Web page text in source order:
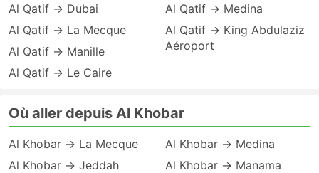
Al Qatif → Dubai
Al Qatif → La Mecque
Al Qatif → Manille
Al Qatif → Le Caire
Al Qatif → Medina
Al Qatif → King Abdulaziz
Aéroport
Où aller depuis Al Khobar
Al Khobar → La Mecque
Al Khobar → Jeddah
Al Khobar → Medina
Al Khobar → Manama